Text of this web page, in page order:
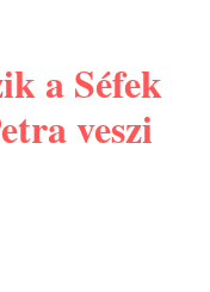
a Séfek
veszi